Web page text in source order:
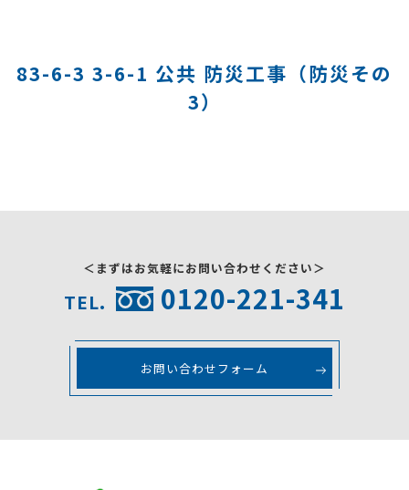
83-6-3 3-6-1 公共 防災工事（防災その
3）
＜まずはお気軽にお問い合わせください＞
TEL. 0120-221-341
お問い合わせフォーム